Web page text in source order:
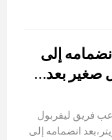
إلى
صغير بعد…
فريق ليفربول
انضمامه إلى